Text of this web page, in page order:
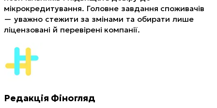
мікрокредитування. Головне завдання споживачів
— уважно стежити за змінами та обирати лише
ліцензовані й перевірені компанії.
Редакція Фіногляд